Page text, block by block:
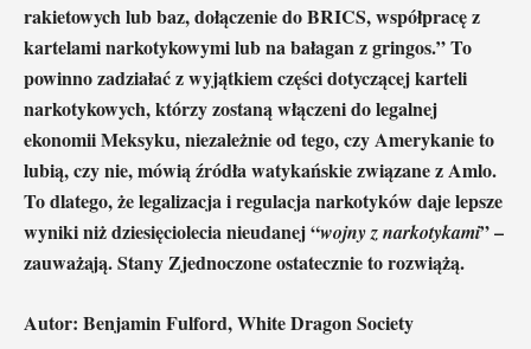
rakietowych lub baz, dołączenie do BRICS, współpracę z
kartelami narkotykowymi lub na bałagan z gringos.” To
powinno zadziałać z wyjątkiem części dotyczącej karteli
narkotykowych, którzy zostaną włączeni do legalnej
ekonomii Meksyku, niezależnie od tego, czy Amerykanie to
lubią, czy nie, mówią źródła watykańskie związane z Amlo.
To dlatego, że legalizacja i regulacja narkotyków daje lepsze
wyniki niż dziesięciolecia nieudanej “wojny z narkotykami” –
zauważają. Stany Zjednoczone ostatecznie to rozwiążą.
Autor: Benjamin Fulford, White Dragon Society